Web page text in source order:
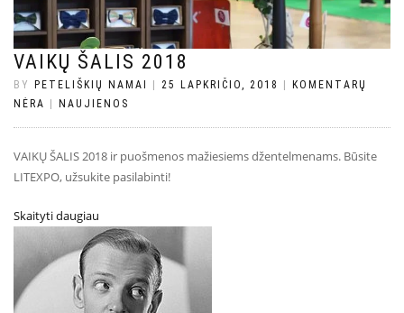
VAIKŲ ŠALIS 2018
BY PETELIŠKIŲ NAMAI 25 LAPKRIČIO, 2018
KOMENTARŲ
NĖRA
NAUJIENOS
VAIKŲ ŠALIS 2018 ir puošmenos mažiesiems džentelmenams. Būsite
LITEXPO, užsukite pasilabinti!
Skaityti daugiau